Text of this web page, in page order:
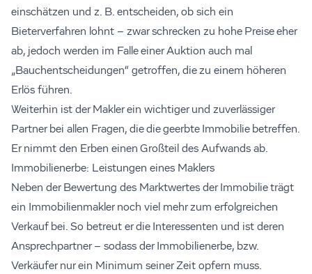
einschätzen und z. B. entscheiden, ob sich ein
Bieterverfahren lohnt – zwar schrecken zu hohe Preise eher
ab, jedoch werden im Falle einer Auktion auch mal
„Bauchentscheidungen“ getroffen, die zu einem höheren
Erlös führen.
Weiterhin ist der Makler ein wichtiger und zuverlässiger
Partner bei allen Fragen, die die geerbte Immobilie betreffen.
Er nimmt den Erben einen Großteil des Aufwands ab.
Immobilienerbe: Leistungen eines Maklers
Neben der Bewertung des Marktwertes der Immobilie trägt
ein Immobilienmakler noch viel mehr zum erfolgreichen
Verkauf bei. So betreut er die Interessenten und ist deren
Ansprechpartner – sodass der Immobilienerbe, bzw.
Verkäufer nur ein Minimum seiner Zeit opfern muss.